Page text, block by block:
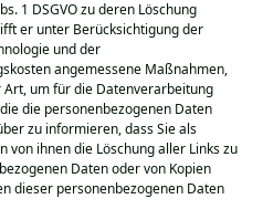
1 DSGVO zu deren Löschung
er unter Berücksichtigung der
und der
angemessene Maßnahmen,
Art, um für die Datenverarbeitung
die personenbezogenen Daten
zu informieren, dass Sie als
von ihnen die Löschung aller Links zu
Daten oder von Kopien
dieser personenbezogenen Daten